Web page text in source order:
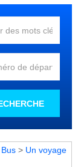
> Un voyage